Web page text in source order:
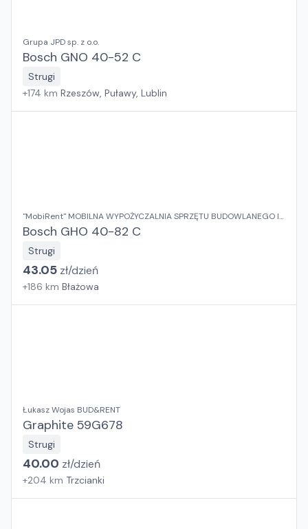
Grupa JPD sp. z o.o.
Bosch GNO 40-52 C
Strugi
+174 km Rzeszów, Puławy, Lublin
"MobiRent" MOBILNA WYPOŻYCZALNIA SPRZĘTU BUDOWLANEGO I
OGRODOWEGO Jaroslaw Rybka
Bosch GHO 40-82 C
Strugi
43.05 zł/dzień
+186 km Błażowa
Łukasz Wojas BUD&RENT
Graphite 59G678
Strugi
40.00 zł/dzień
+204 km Trzcianki